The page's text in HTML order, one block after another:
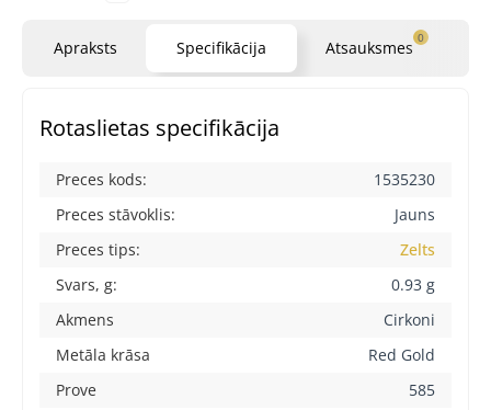
Apraksts Specifikācija Atsauksmes 0
Rotaslietas specifikācija
Preces kods:
1535230
Preces stāvoklis:
Jauns
Preces tips:
Zelts
Svars, g:
0.93 g
Akmens
Cirkoni
Metāla krāsa
Red Gold
Prove
585